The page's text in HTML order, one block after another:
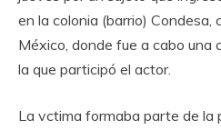
en la colonia (barrio) Condesa,
México, donde fue a cabo una
la que participó el actor.
La vctima formaba parte de la